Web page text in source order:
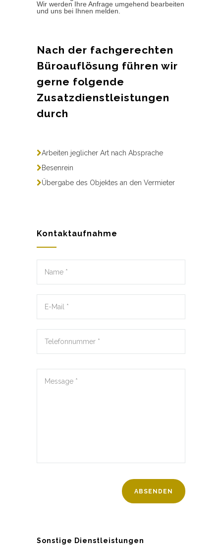
Wir werden Ihre Anfrage umgehend bearbeiten
und uns bei Ihnen melden.
Nach der fachgerechten
Büroauflösung führen wir
gerne folgende
Zusatzdienstleistungen
durch
Arbeiten jeglicher Art nach Absprache
Besenrein
Übergabe des Objektes an den Vermieter
Kontaktaufnahme
Sonstige Dienstleistungen